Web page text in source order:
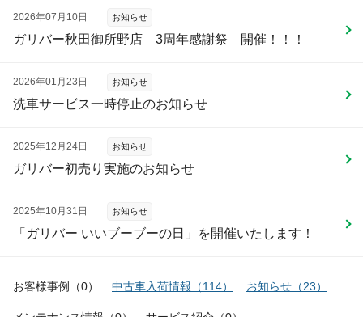
2026年07月10日 お知らせ
ガリバー秋田御所野店 3周年感謝祭 開催！！！
2026年01月23日 お知らせ
洗車サービス一時停止のお知らせ
2025年12月24日 お知らせ
ガリバー初売り実施のお知らせ
2025年10月31日 お知らせ
「ガリバー いいブーブーの日」を開催いたします！
お客様事例 （0） 中古車入荷情報 （114） お知らせ （23）